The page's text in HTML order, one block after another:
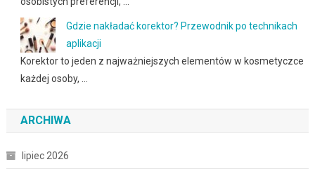
Gdzie nakładać korektor? Przewodnik po technikach
aplikacji
Korektor to jeden z najważniejszych elementów w kosmetyczce
każdej osoby, …
ARCHIWA
lipiec 2026